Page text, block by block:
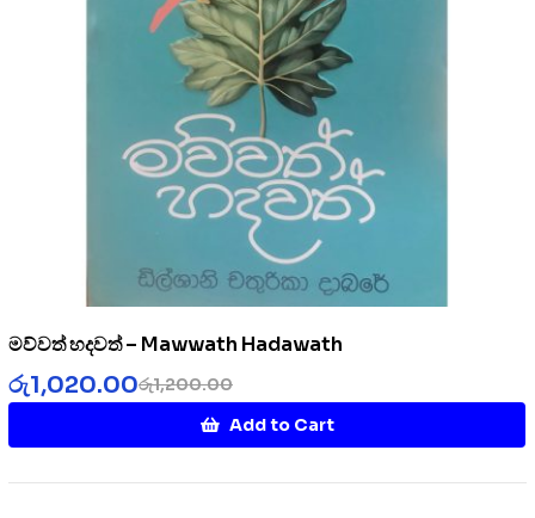
මව්වත් හදවත් – Mawwath Hadawath
රු1,200.00
රු1,020.00
Add to Cart